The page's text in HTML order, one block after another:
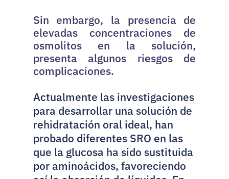
Sin embargo, la presencia de
elevadas concentraciones de
osmolitos en la solución,
presenta algunos riesgos de
complicaciones.
Actualmente las investigaciones
para desarrollar una solución de
rehidratación oral ideal, han
probado diferentes SRO en las
que la glucosa ha sido sustituida
por aminoácidos, favoreciendo